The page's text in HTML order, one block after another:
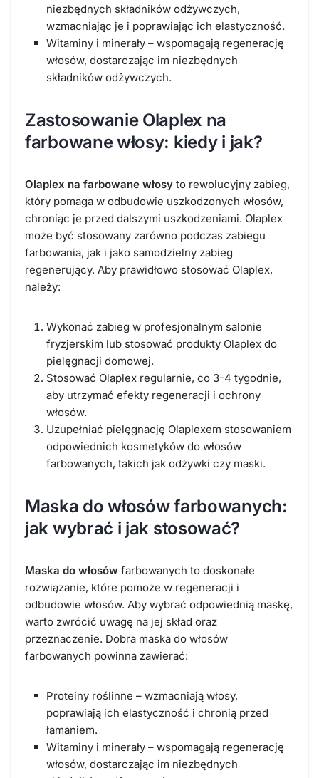
niezbędnych składników odżywczych,
wzmacniając je i poprawiając ich elastyczność.
Witaminy i minerały – wspomagają regenerację
włosów, dostarczając im niezbędnych
składników odżywczych.
Zastosowanie Olaplex na
farbowane włosy: kiedy i jak?
Olaplex na farbowane włosy to rewolucyjny zabieg,
który pomaga w odbudowie uszkodzonych włosów,
chroniąc je przed dalszymi uszkodzeniami. Olaplex
może być stosowany zarówno podczas zabiegu
farbowania, jak i jako samodzielny zabieg
regenerujący. Aby prawidłowo stosować Olaplex,
należy:
Wykonać zabieg w profesjonalnym salonie
fryzjerskim lub stosować produkty Olaplex do
pielęgnacji domowej.
Stosować Olaplex regularnie, co 3-4 tygodnie,
aby utrzymać efekty regeneracji i ochrony
włosów.
Uzupełniać pielęgnację Olaplexem stosowaniem
odpowiednich kosmetyków do włosów
farbowanych, takich jak odżywki czy maski.
Maska do włosów farbowanych:
jak wybrać i jak stosować?
Maska do włosów farbowanych to doskonałe
rozwiązanie, które pomoże w regeneracji i
odbudowie włosów. Aby wybrać odpowiednią maskę,
warto zwrócić uwagę na jej skład oraz
przeznaczenie. Dobra maska do włosów
farbowanych powinna zawierać:
Proteiny roślinne – wzmacniają włosy,
poprawiają ich elastyczność i chronią przed
łamaniem.
Witaminy i minerały – wspomagają regenerację
włosów, dostarczając im niezbędnych